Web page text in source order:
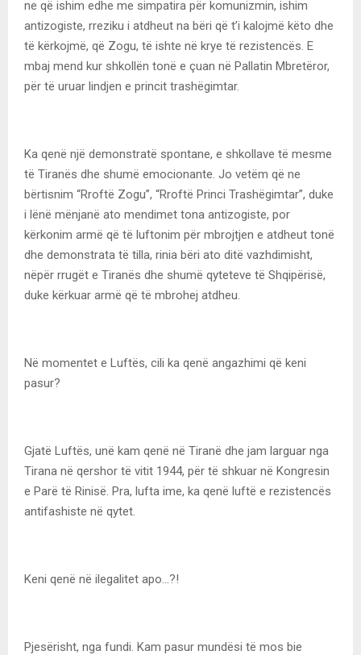
ne që ishim edhe me simpatira për komunizmin, ishim
antizogiste, rreziku i atdheut na bëri që t’i kalojmë këto dhe
të kërkojmë, që Zogu, të ishte në krye të rezistencës. E
mbaj mend kur shkollën tonë e çuan në Pallatin Mbretëror,
për të uruar lindjen e princit trashëgimtar.
Ka qenë një demonstratë spontane, e shkollave të mesme
të Tiranës dhe shumë emocionante. Jo vetëm që ne
bërtisnim “Rroftë Zogu”, “Rroftë Princi Trashëgimtar”, duke
i lënë mënjanë ato mendimet tona antizogiste, por
kërkonim armë që të luftonim për mbrojtjen e atdheut tonë
dhe demonstrata të tilla, rinia bëri ato ditë vazhdimisht,
nëpër rrugët e Tiranës dhe shumë qyteteve të Shqipërisë,
duke kërkuar armë që të mbrohej atdheu.
Në momentet e Luftës, cili ka qenë angazhimi që keni
pasur?
Gjatë Luftës, unë kam qenë në Tiranë dhe jam larguar nga
Tirana në qershor të vitit 1944, për të shkuar në Kongresin
e Parë të Rinisë. Pra, lufta ime, ka qenë luftë e rezistencës
antifashiste në qytet.
Keni qenë në ilegalitet apo…?!
Pjesërisht, nga fundi. Kam pasur mundësi të mos bie